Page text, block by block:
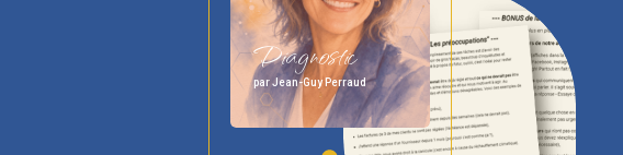
Diagnostic
par Jean-Guy Perraud